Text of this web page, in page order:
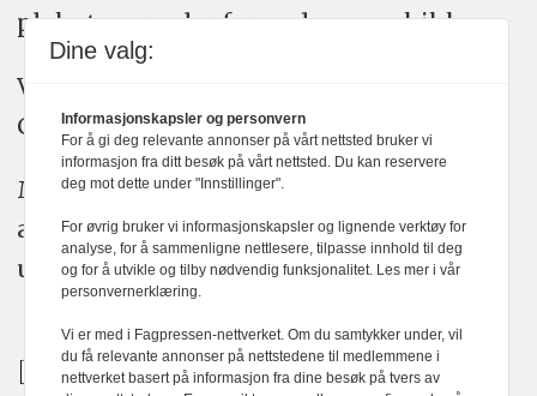
plakatens regler for god presseskikk.
Vi bruker KI-verktøy som ChatGPT,
Claude, og Gemini i journalistikken vår.
Medier24s redaksjon har alltid det fulle
ansvar for publisert innhold, med eller
uten bruk av kunstig intelligens.
Dine valg:
Informasjonskapsler og personvern
For å gi deg relevante annonser på vårt nettsted bruker vi
informasjon fra ditt besøk på vårt nettsted. Du kan reservere
deg mot dette under "Innstillinger".
For øvrig bruker vi informasjonskapsler og lignende verktøy for
analyse, for å sammenligne nettlesere, tilpasse innhold til deg
og for å utvikle og tilby nødvendig funksjonalitet. Les mer i vår
personvernerklæring.
Vi er med i Fagpressen-nettverket. Om du samtykker under, vil
du få relevante annonser på nettstedene til medlemmene i
nettverket basert på informasjon fra dine besøk på tvers av